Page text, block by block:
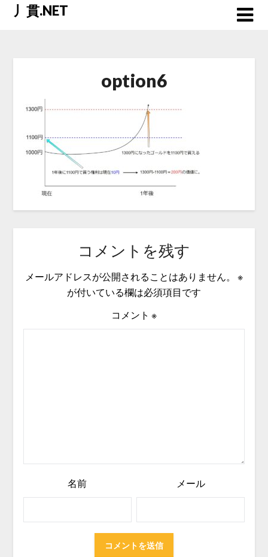
Skip丿貫.NET
option6
コメントを残す
メールアドレスが公開されることはありません。
※
が付いている欄は必須項目です
コメント ※
名前 メール